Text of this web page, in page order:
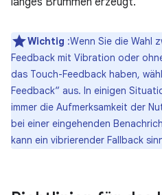
Wichtig :Wenn Sie die Wahl
Feedback mit Vibration oder
das Touch-Feedback haben,
Feedback“ aus. In einigen
immer die Aufmerksamkeit der
bei einer eingehenden
kann ein vibrierender Fallback